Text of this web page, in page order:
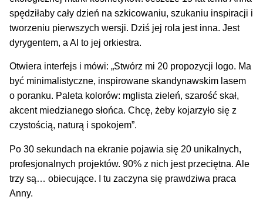
spędziłaby cały dzień na szkicowaniu, szukaniu inspiracji i
tworzeniu pierwszych wersji. Dziś jej rola jest inna. Jest
dyrygentem, a AI to jej orkiestra.
Otwiera interfejs i mówi: „Stwórz mi 20 propozycji logo. Ma
być minimalistyczne, inspirowane skandynawskim lasem
o poranku. Paleta kolorów: mglista zieleń, szarość skał,
akcent miedzianego słońca. Chcę, żeby kojarzyło się z
czystością, naturą i spokojem”.
Po 30 sekundach na ekranie pojawia się 20 unikalnych,
profesjonalnych projektów. 90% z nich jest przeciętna. Ale
trzy są… obiecujące. I tu zaczyna się prawdziwa praca
Anny.